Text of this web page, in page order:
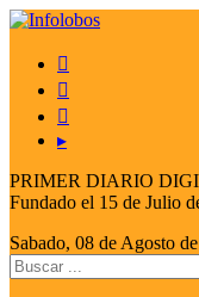



▸
PRIMER DIARIO
Fundado el 15 de Julio
Sabado, 08 de Agosto